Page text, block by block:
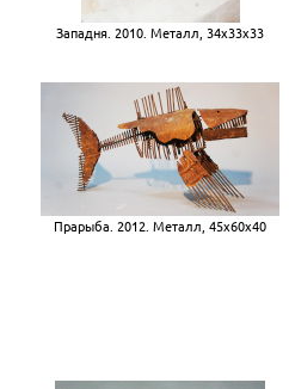
Западня. 2010. Металл, 34х33х33
Прарыба. 2012. Металл, 45х60х40